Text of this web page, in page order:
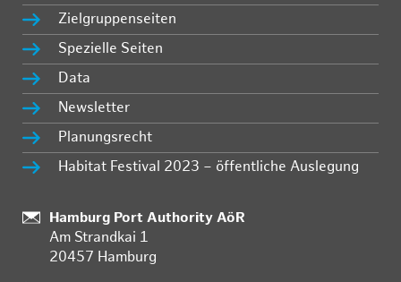
Zielgruppenseiten
Spezielle Seiten
Data
Newsletter
Planungsrecht
Habitat Festival 2023 – öffentliche Auslegung
Standort:
Hamburg Port Authority AöR
Am Strandkai 1
20457 Hamburg